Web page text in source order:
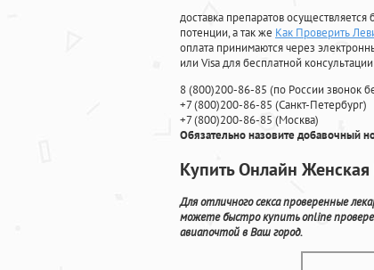
доставка препаратов
потенции, а так же Как Проверить
оплата принимаются через
или Visa для бесплатной
8(800)200-86-85 (по России звонок
+7(800)200-86-85 (Санкт-Петербург)
+7(800)200-86-85 (Москва)
Обязательно назовите добавочный
Купить Онлайн Женская
Для отличного секса проверенные
можете быстро купить online
авиапочтой в Ваш город.